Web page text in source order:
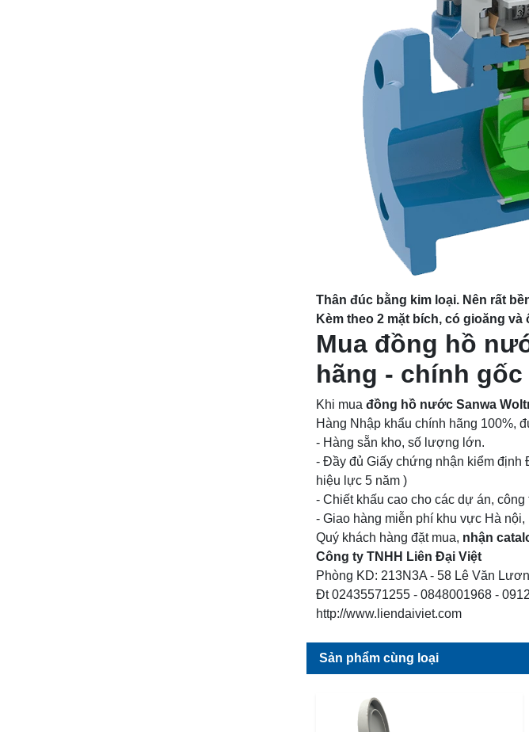
Thân đúc bằng kim loại. Nên rất
Kèm theo 2 mặt bích, có gioăng và
Mua đồng hồ
hãng - chính
Khi mua đồng hồ nước Sanwa
Hàng Nhập khẩu chính hãng 100%,
- Hàng sẵn kho, số lượng lớn.
- Đầy đủ Giấy chứng nhận kiểm định
hiệu lực 5 năm )
- Chiết khấu cao cho các dự án,
- Giao hàng miễn phí khu vực Hà
Quý khách hàng đặt mua, nhận
Công ty TNHH Liên Đại Việt
Phòng KD: 213N3A - 58 Lê Văn
Đt 02435571255 - 0848001968 -
http://www.liendaiviet.com
Sản phẩm cùng loại